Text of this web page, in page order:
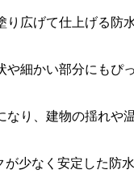
広げて仕上げる防
細かい部分にもぴ
り、建物の揺れや
少なく安定した防